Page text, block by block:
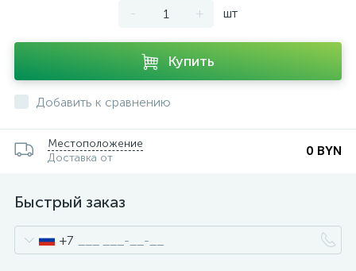
- + шт
Купить
Добавить к сравнению
Местоположение
Доставка от
0 BYN
Быстрый заказ
+7